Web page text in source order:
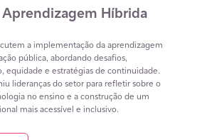
Híbrida
a implementação da aprendizagem
pública, abordando desafios,
equidade e estratégias de continuidade.
lideranças do setor para refletir sobre o
no ensino e a construção de um
mais acessível e inclusivo.